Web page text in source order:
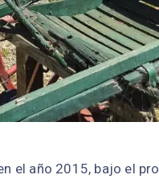
el año 2015, bajo el